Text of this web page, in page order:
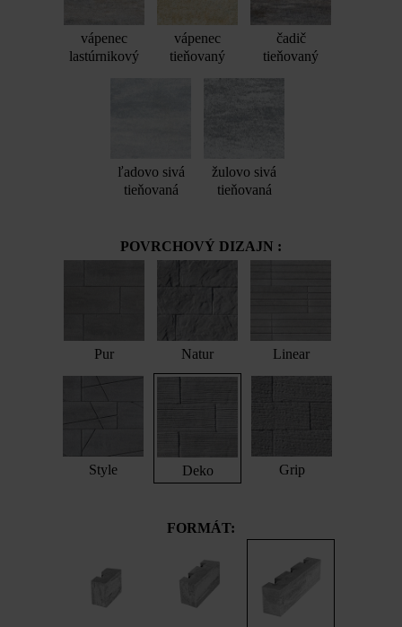
vápenec
lastúrnikový
vápenec
tieňovaný
čadič
tieňovaný
ľadovo sivá
tieňovaná
žulovo sivá
tieňovaná
POVRCHOVÝ DIZAJN :
Pur Natur Linear
Style Deko Grip
FORMÁT: